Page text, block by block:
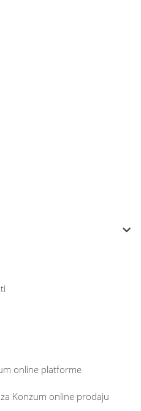
online platforme
Konzum online prodaju